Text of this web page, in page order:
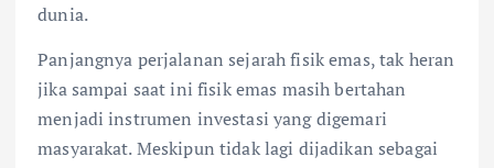
dunia.
Panjangnya perjalanan sejarah fisik emas, tak heran
jika sampai saat ini fisik emas masih bertahan
menjadi instrumen investasi yang digemari
masyarakat. Meskipun tidak lagi dijadikan sebagai